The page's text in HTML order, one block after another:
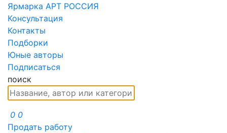
Ярмарка АРТ РОССИЯ
Консультация
Контакты
Подборки
Юные авторы
Подписаться
поиск
0 0
Продать работу